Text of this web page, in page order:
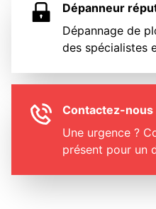
Dépanneur
Dépannage de
des spécialistes
Contactez-nous
Une urgence ?
présent pour un